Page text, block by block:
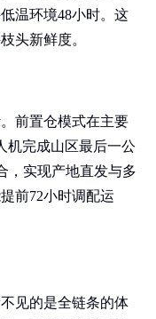
温环境48小时。这
头新鲜度。
前置仓模式在主要
机完成山区最后一公
，实现产地直发与多
前72小时调配运
见的是全链条的体